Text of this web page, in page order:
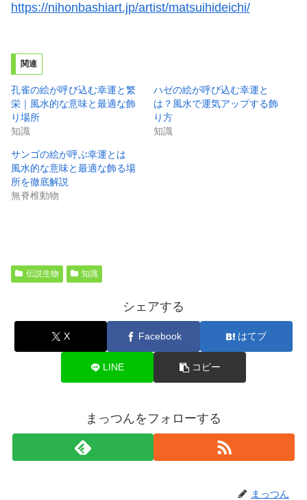
https://nihonbashiart.jp/artist/matsuihideichi/
関連
孔雀の絵が呼び込む幸運と繁
栄｜風水的な意味と最適な飾
り場所
知識
ハゼの絵が呼び込む幸運と
は？風水で運気アップする飾
り方
知識
サンゴの絵が呼ぶ幸運とは
風水的な意味と最適な飾る場
所を徹底解説
無脊椎動物
伝説生物 知識
シェアする
X Facebook はてブ
LINE コピー
まっつんをフォローする
まっつん